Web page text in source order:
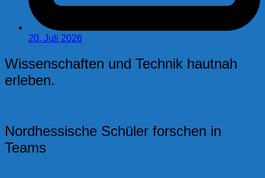
20. Juli 2026
Wissenschaften und Technik hautnah
erleben.
Nordhessische Schüler forschen in
Teams